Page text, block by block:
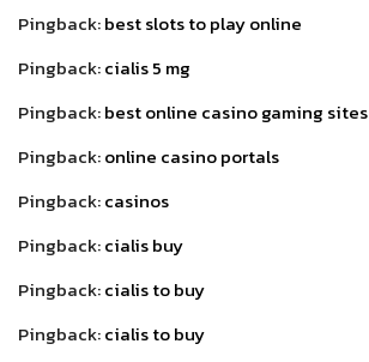
Pingback:best slots to play online
Pingback:cialis 5 mg
Pingback:best online casino gaming sites
Pingback:online casino portals
Pingback:casinos
Pingback:cialis buy
Pingback:cialis to buy
Pingback:cialis to buy